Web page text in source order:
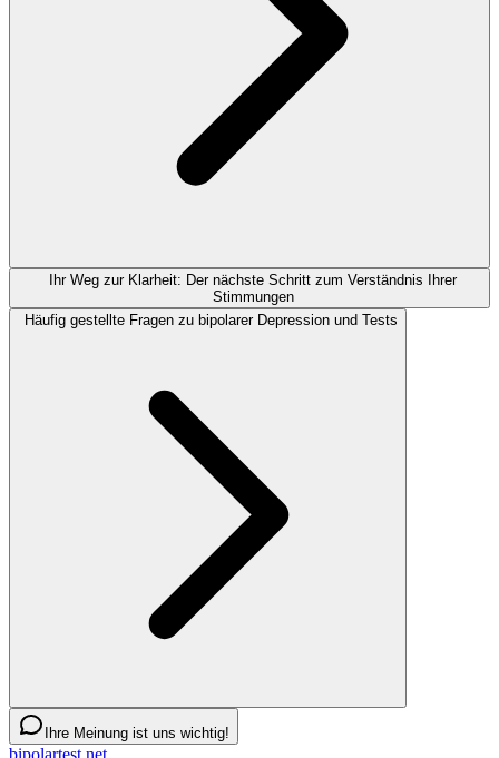
Ihr Weg zur Klarheit: Der nächste Schritt zum Verständnis Ihrer
Stimmungen
Häufig gestellte Fragen zu bipolarer Depression und Tests
Ihre Meinung ist uns wichtig!
bipolartest.net